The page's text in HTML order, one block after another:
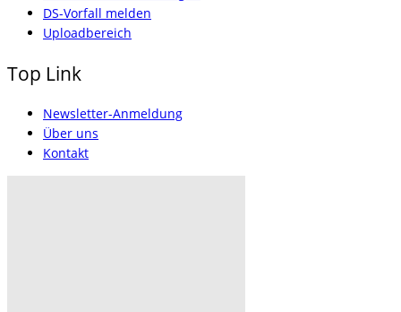
DS-Vorfall melden
Uploadbereich
Top Link
Newsletter-Anmeldung
Über uns
Kontakt